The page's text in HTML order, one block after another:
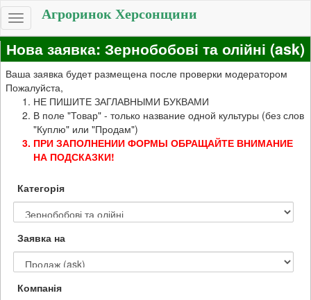
Toggle
navigation
Агроринок Херсонщини
Нова заявка: Зернобобові та олійні (ask)
Ваша заявка будет размещена после проверки модератором
Пожалуйста,
НЕ ПИШИТЕ ЗАГЛАВНЫМИ БУКВАМИ
В поле "Товар" - только название одной культуры (без слов
"Куплю" или "Продам")
ПРИ ЗАПОЛНЕНИИ ФОРМЫ ОБРАЩАЙТЕ ВНИМАНИЕ
НА ПОДСКАЗКИ!
Категорія
Заявка на
Компанія